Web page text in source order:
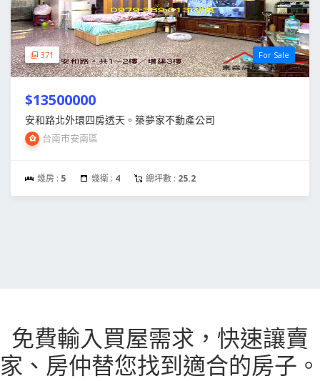
371 For Sale
$13500000
安和路北外環四房透天。築夢家不動產公司
台南市安南區
幾房 : 5 幾衛 : 4 總坪數 : 25.2
免費輸入買屋需求， 快速讓賣
家、房仲替您找到適合的房子。